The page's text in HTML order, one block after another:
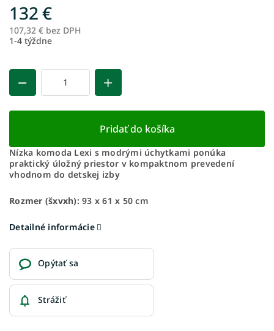
132 €
107,32 € bez DPH
1-4 týždne
Pridať do košíka
Nízka komoda Lexi s modrými úchytkami ponúka
praktický úložný priestor v kompaktnom prevedení
vhodnom do detskej izby
Rozmer (šxvxh): 93 x 61 x 50 cm
Detailné informácie
Opýtať sa
Strážiť